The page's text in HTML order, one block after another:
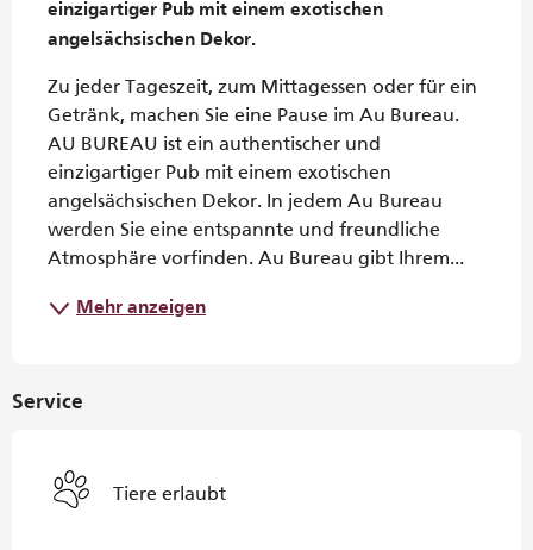
einzigartiger Pub mit einem exotischen
angelsächsischen Dekor.
Zu jeder Tageszeit, zum Mittagessen oder für ein
Getränk, machen Sie eine Pause im Au Bureau.
AU BUREAU ist ein authentischer und
einzigartiger Pub mit einem exotischen
angelsächsischen Dekor. In jedem Au Bureau
werden Sie eine entspannte und freundliche
Atmosphäre vorfinden. Au Bureau gibt Ihrem...
Mehr anzeigen
Service
Tiere erlaubt